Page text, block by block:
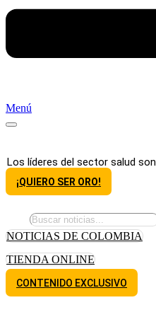
Menú
Los líderes del sector salud son
¡QUIERO SER ORO!
NOTICIAS DE COLOMBIA
TIENDA ONLINE
CONTENIDO EXCLUSIVO